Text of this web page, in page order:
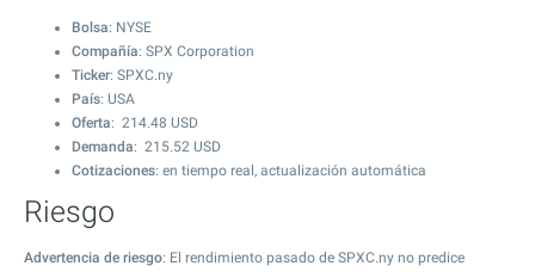
Bolsa: NYSE
Compañía: SPX Corporation
Ticker: SPXC.ny
País: USA
Oferta: 214.48 USD
Demanda: 215.52 USD
Cotizaciones: en tiempo real, actualización automática
Riesgo
Advertencia de riesgo: El rendimiento pasado de SPXC.ny no predice